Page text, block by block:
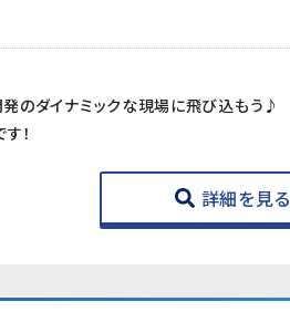
のダイナミックな現場に飛び込もう♪
！
詳細を見る